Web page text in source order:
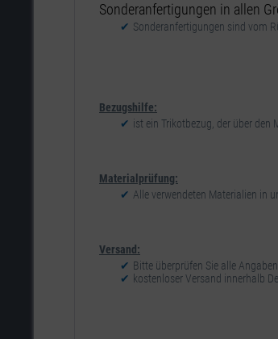
Sonderanfertigungen in allen
Sonderanfertigungen sind vom
Bezugshilfe:
ist ein Trikotbezug, der über den
Materialprüfung:
Alle verwendeten Materialien in
Versand:
Bitte überprüfen Sie alle
kostenloser Versand innerhalb